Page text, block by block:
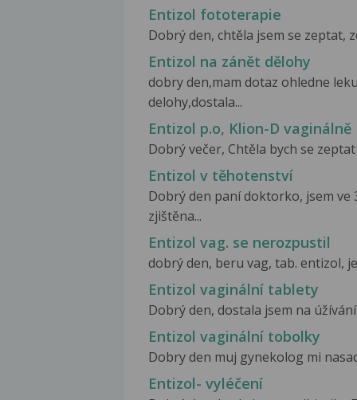
Entizol fototerapie
Dobrý den, chtěla jsem se zeptat,
Entizol na zánět dělohy
dobry den,mam dotaz ohledne
delohy,dostala...
Entizol p.o, Klion-D vaginálně
Dobrý večer, Chtěla bych se
Entizol v těhotenství
Dobrý den paní doktorko, jsem
zjištěna...
Entizol vag. se nerozpustil
dobrý den, beru vag, tab. entizol,
Entizol vaginální tablety
Dobrý den, dostala jsem na
Entizol vaginální tobolky
Dobry den muj gynekolog mi
Entizol- vyléčení